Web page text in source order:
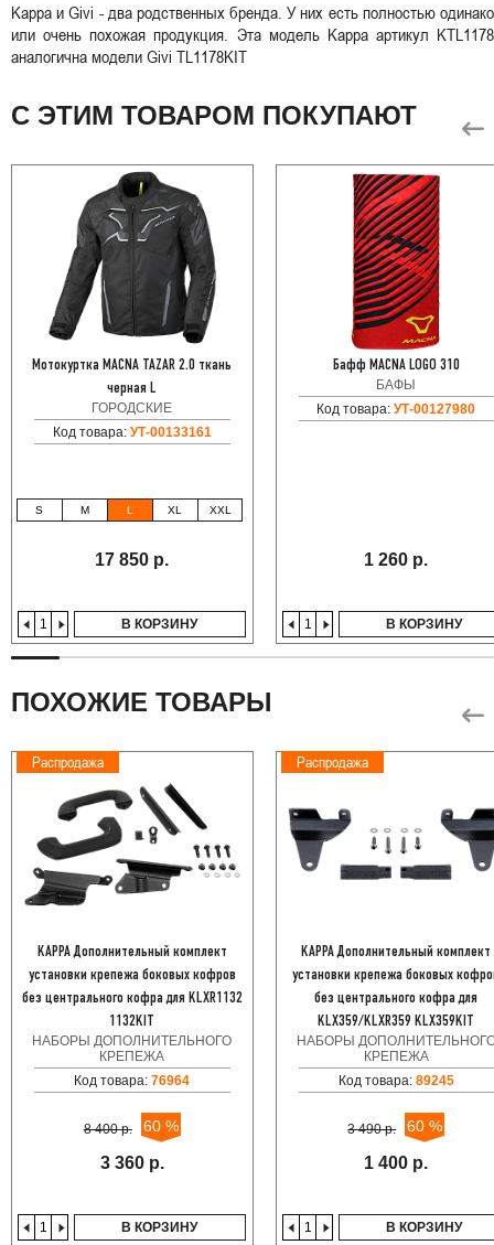
Kappa и Givi - два родственных бренда. У них есть полностью
или очень похожая продукция. Эта модель Kappa артикул
аналогична модели Givi TL1178KIT
С ЭТИМ ТОВАРОМ ПОКУПАЮТ
Мотокуртка MACNA TAZAR 2.0 ткань
черная L
ГОРОДСКИЕ
Код товара: УТ-00133161
S M L XL XXL
17 850 р.
В КОРЗИНУ
Бафф MACNA LOGO 310
БАФЫ
Код товара:УТ-00127980
1 260 р.
В КОРЗИНУ
ПОХОЖИЕ ТОВАРЫ
Распродажа
KAPPA Дополнительный комплект
установки крепежа боковых кофров
без центрального кофра для KLXR1132
1132KIT
НАБОРЫ ДОПОЛНИТЕЛЬНОГО
КРЕПЕЖА
Код товара:76964
8 400 р. 60 %
3 360 р.
В КОРЗИНУ
Распродажа
KAPPA Дополнительный комплект
установки крепежа боковых
без центрального кофра для
KLX359/KLXR359 KLX359KIT
НАБОРЫ
КРЕПЕЖА
Код товара: 89245
3 490 р. 60 %
1 400 р.
В КОРЗИНУ